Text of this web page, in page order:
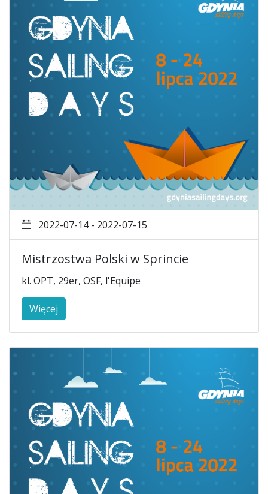
2022-07-14 - 2022-07-15
Mistrzostwa Polski w Sprincie
kl. OPT, 29er, OSF, l'Equipe
Więcej